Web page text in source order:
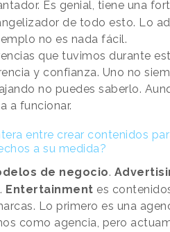
Es genial, tiene una
de todo esto. Lo
no es nada fácil.
que tuvimos durante
y confianza. Uno no
no puedes saberlo.
a funcionar.
entre crear contenidos
a su medida?
de negocio.
Entertainment es
Lo primero es una
como agencia, pero